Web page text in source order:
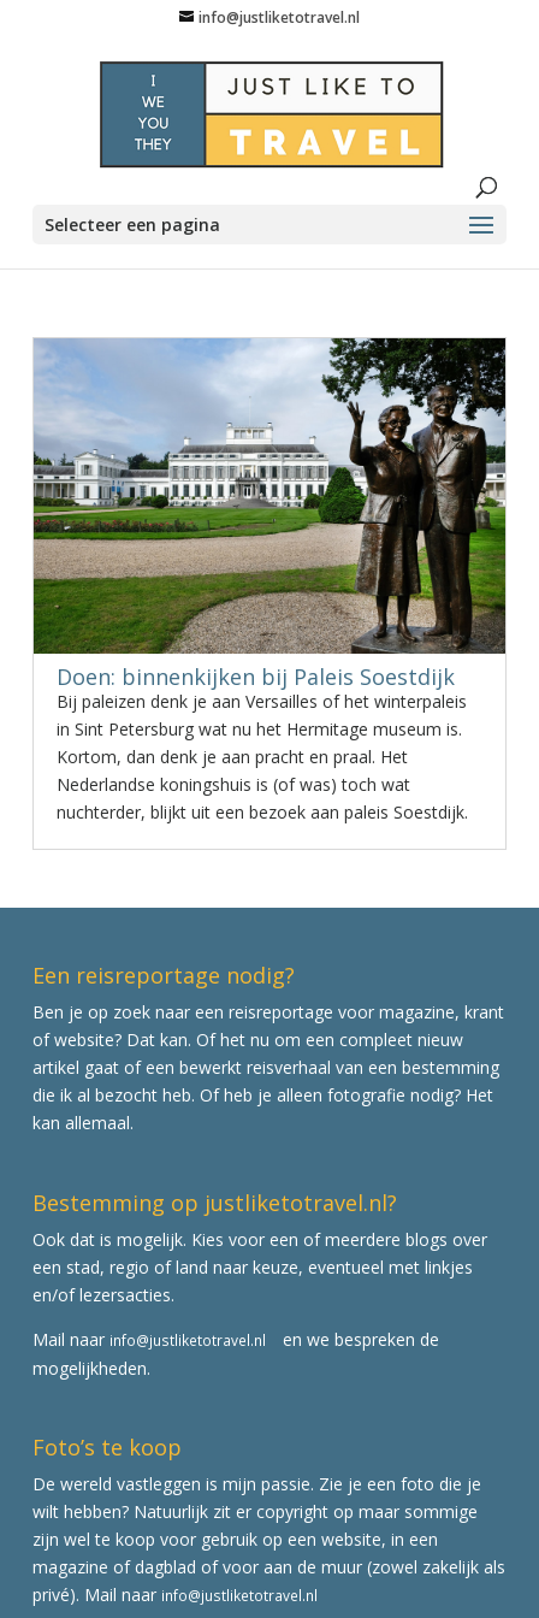
info@justliketotravel.nl
Selecteer een pagina
Doen: binnenkijken bij Paleis Soestdijk
Bij paleizen denk je aan Versailles of het winterpaleis
in Sint Petersburg wat nu het Hermitage museum is.
Kortom, dan denk je aan pracht en praal. Het
Nederlandse koningshuis is (of was) toch wat
nuchterder, blijkt uit een bezoek aan paleis Soestdijk.
Een reisreportage nodig?
Ben je op zoek naar een reisreportage voor magazine, krant
of website? Dat kan. Of het nu om een compleet nieuw
artikel gaat of een bewerkt reisverhaal van een bestemming
die ik al bezocht heb. Of heb je alleen fotografie nodig? Het
kan allemaal.
Bestemming op justliketotravel.nl?
Ook dat is mogelijk. Kies voor een of meerdere blogs over
een stad, regio of land naar keuze, eventueel met linkjes
en/of lezersacties.
Mail naar info@justliketotravel.nl
en we bespreken de
mogelijkheden.
Foto’s te koop
De wereld vastleggen is mijn passie. Zie je een foto die je
wilt hebben? Natuurlijk zit er copyright op maar sommige
zijn wel te koop voor gebruik op een website, in een
magazine of dagblad of voor aan de muur (zowel zakelijk als
privé). Mail naar info@justliketotravel.nl